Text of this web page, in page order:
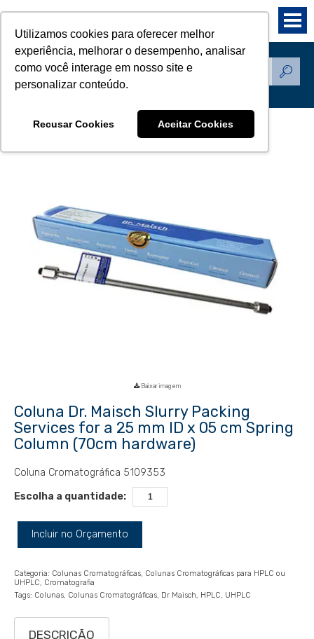
Utilizamos cookies para oferecer melhor
experiência, melhorar o desempenho, analisar
como você interage em nosso site e
personalizar conteúdo.
Recusar Cookies Aceitar Cookies
Produtos
Baixar imagem
Coluna Dr. Maisch Slurry Packing
Services for a 25 mm ID x 05 cm Spring
Column (70cm hardware)
Coluna Cromatográfica 5109353
Escolha a quantidade:
Incluir no Orçamento
Categoria: Colunas Cromatográficas Colunas Cromatográficas para HPLC ou
UHPLC
Cromatografia
Tags: Colunas Colunas Cromatográficas Dr Maisch HPLC UHPLC
DESCRIÇÃO